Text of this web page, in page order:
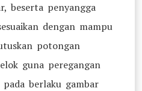
beserta penyangga
dengan mampu
potongan
guna peregangan
berlaku gambar